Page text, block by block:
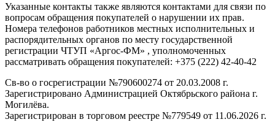
Указанные контакты также являются контактами для связи по
вопросам обращения покупателей о нарушении их прав.
Номера телефонов работников местных исполнительных и
распорядительных органов по месту государственной
регистрации ЧТУП «Аргос-ФМ» , уполномоченных
рассматривать обращения покупателей: +375 (222) 42-40-42
Св-во о госрегистрации №790600274 от 20.03.2008 г.
Зарегистрировано Администрацией Октябрьского района г.
Могилёва.
Зарегистрирован в торговом реестре №779549 от 11.06.2026 г.